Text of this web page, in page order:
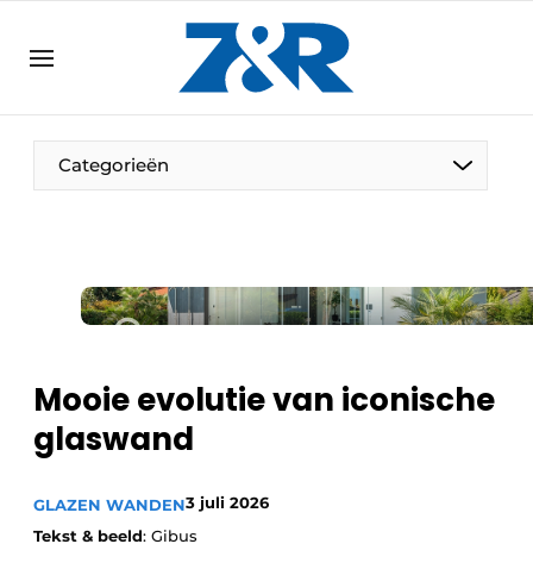
DE EN
NL
Categorieën
Mooie evolutie van iconische
glaswand
GLAZEN WANDEN3 juli 2026
Tekst & beeld: Gibus